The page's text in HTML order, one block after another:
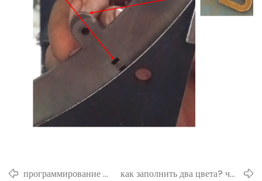
программирование и
как заполнить два цвета? что